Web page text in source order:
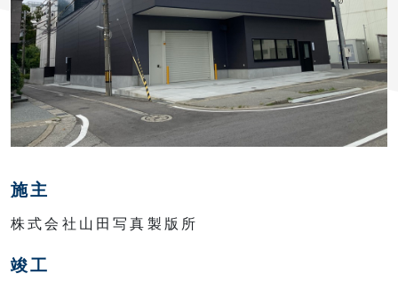
施主
株式会社山田写真製版所
竣工